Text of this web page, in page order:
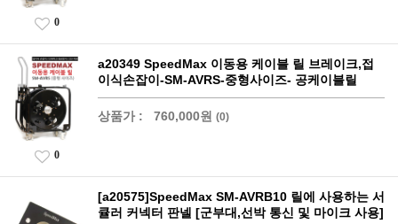
0
a20349 SpeedMax 이동용 케이블 릴 브레이크,접
이식손잡이-SM-AVRS-중형사이즈- 공케이블릴
상품가 : 760,000원 (0)
0
[a20575]SpeedMax SM-AVRB10 릴에 사용하는 서
큘러 커넥터 판넬 [군부대,선박 통신 및 마이크 사용]